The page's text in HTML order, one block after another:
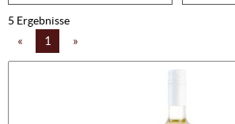
5 Ergebnisse
« 1 »